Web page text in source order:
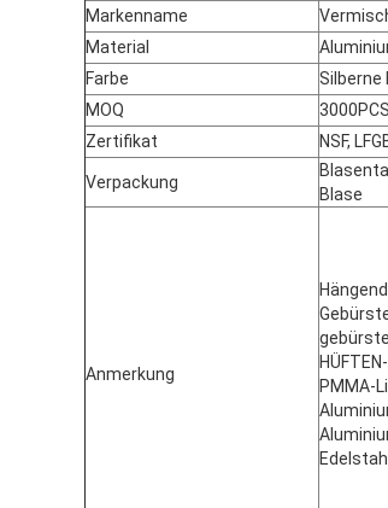
Markenname
Material
Farbe
Silberne
MOQ
3000PCS
Zertifikat
NSF,
Verpackung
Blase
Anmerkung
PMMA-